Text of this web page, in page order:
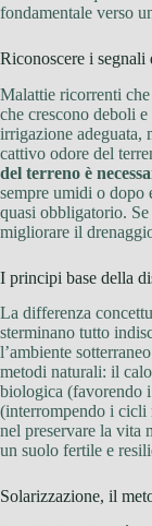
fondamentale verso
Riconoscere i segnali
Malattie ricorrenti
che crescono deboli
irrigazione adeguata,
cattivo odore del
del terreno è
sempre umidi o dopo
quasi obbligatorio.
migliorare il
I principi base della
La differenza
sterminano tutto
l’ambiente
metodi naturali: il
biologica (favorendo
(interrompendo i cicli
nel preservare la vita
un suolo fertile e
Solarizzazione, il